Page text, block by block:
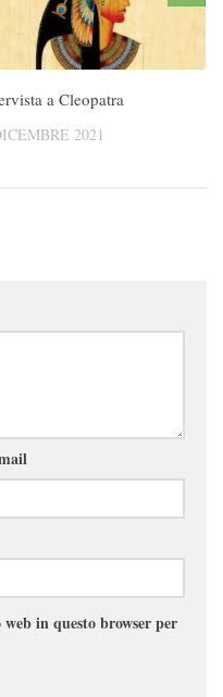
a Cleopatra
2021
in questo browser per